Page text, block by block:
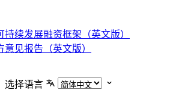
持续发展融资框架（英文版）
意见报告（英文版）
选择语言